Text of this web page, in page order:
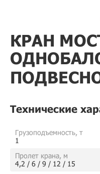
КРАН
Технические
Грузоподъемность, т
1
Пролет крана, м
4,2 / 6 / 9 / 12 / 15